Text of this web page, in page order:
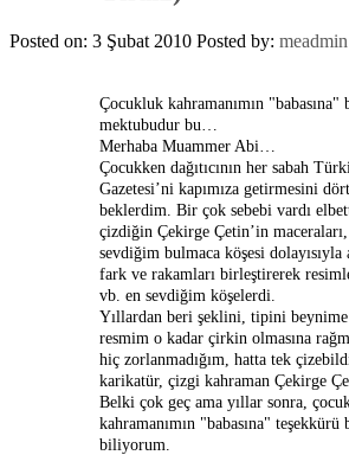
Posted on: 3 Şubat 2010 Posted by: meadmin
Çocukluk kahramanımın "babasına"
mektubudur bu…
Merhaba Muammer Abi…
Çocukken dağıtıcının her sabah
Gazetesi’ni kapımıza getirmesini
beklerdim. Bir çok sebebi vardı
çizdiğin Çekirge Çetin’in
sevdiğim bulmaca köşesi dolayısıyla
fark ve rakamları birleştirerek
vb. en sevdiğim köşelerdi.
Yıllardan beri şeklini, tipini beynime
resmim o kadar çirkin olmasına
hiç zorlanmadığım, hatta tek
karikatür, çizgi kahraman Çekirge
Belki çok geç ama yıllar sonra,
kahramanımın "babasına" teşekkürü
biliyorum.